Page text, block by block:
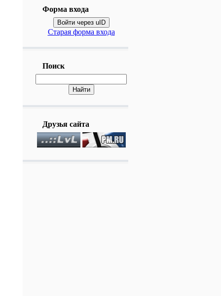
Форма входа
Войти через uID
Старая форма входа
Поиск
Друзья сайта